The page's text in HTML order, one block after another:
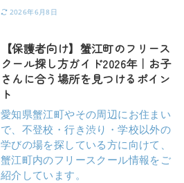
2026年6月8日
【保護者向け】蟹江町のフリース
クール探し方ガイド2026年｜お子
さんに合う場所を見つけるポイン
ト
愛知県蟹江町やその周辺にお住まい
で、不登校・行き渋り・学校以外の
学びの場を探している方に向けて、
蟹江町内のフリースクール情報をご
紹介しています。